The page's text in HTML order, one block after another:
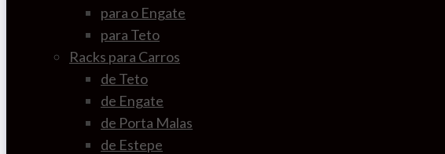
para o Engate
para Teto
Racks para Carros
de Teto
de Engate
de Porta Malas
de Estepe